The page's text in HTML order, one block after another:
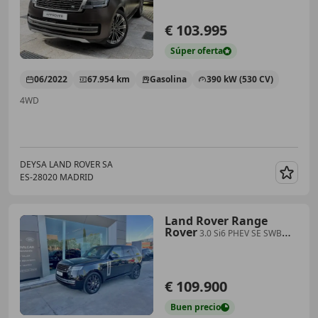
€ 103.995
Súperoferta
06/2022 67.954 km Gasolina
390 kW (530 CV)
4WD
DEYSA LAND ROVER SA
ES-28020 MADRID
Land Rover Range
Rover3.0 Si6 PHEV SE SWB
€ 109.900
Buen precio